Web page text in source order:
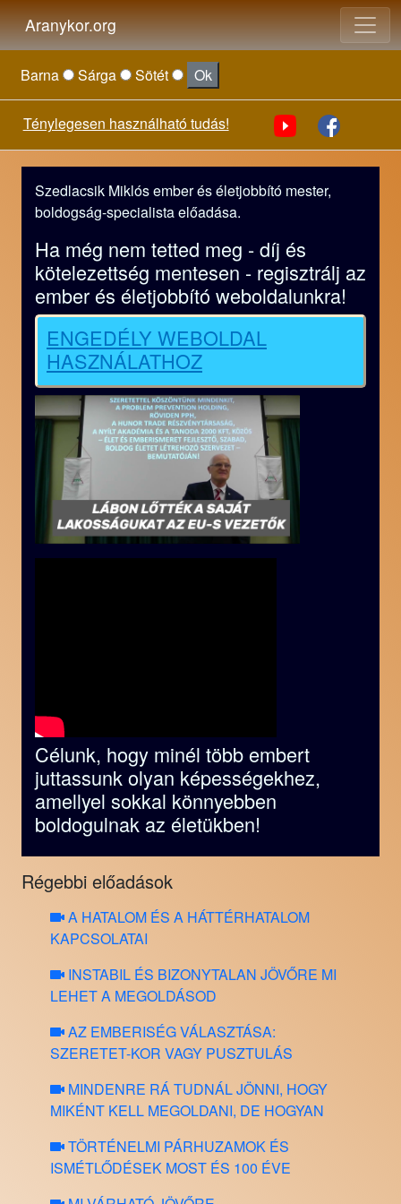
Aranykor.org
Barna Sárga Sötét Ok
Ténylegesen használható tudás!
Szedlacsik Miklós ember és életjobbító mester,
boldogság-specialista előadása.
Ha még nem tetted meg - díj és
kötelezettség mentesen - regisztrálj az
ember és életjobbító weboldalunkra!
ENGEDÉLY WEBOLDAL
HASZNÁLATHOZ
Célunk, hogy minél több embert
juttassunk olyan képességekhez,
amellyel sokkal könnyebben
boldogulnak az életükben!
Régebbi előadások
A HATALOM ÉS A HÁTTÉRHATALOM
KAPCSOLATAI
INSTABIL ÉS BIZONYTALAN JÖVŐRE MI
LEHET A MEGOLDÁSOD
AZ EMBERISÉG VÁLASZTÁSA:
SZERETET-KOR VAGY PUSZTULÁS
MINDENRE RÁ TUDNÁL JÖNNI, HOGY
MIKÉNT KELL MEGOLDANI, DE HOGYAN
TÖRTÉNELMI PÁRHUZAMOK ÉS
ISMÉTLŐDÉSEK MOST ÉS 100 ÉVE